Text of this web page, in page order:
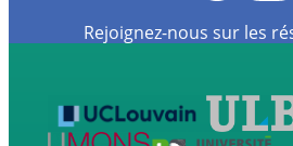
Rejoignez-nous sur les